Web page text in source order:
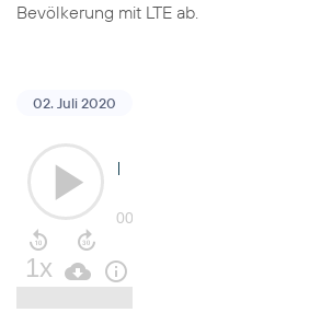
Bevölkerung mit LTE ab.
02. Juli 2020